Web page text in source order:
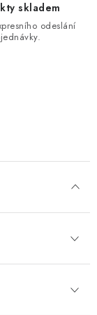
skladem
odeslání